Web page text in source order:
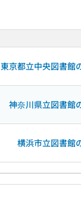
東京都立中央図書館
神奈川県立図書館
横浜市立図書館